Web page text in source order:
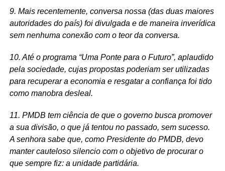
9. Mais recentemente, conversa nossa (das duas maiores
autoridades do país) foi divulgada e de maneira inverídica
sem nenhuma conexão com o teor da conversa.
10. Até o programa “Uma Ponte para o Futuro”, aplaudido
pela sociedade, cujas propostas poderiam ser utilizadas
para recuperar a economia e resgatar a confiança foi tido
como manobra desleal.
11. PMDB tem ciência de que o governo busca promover
a sua divisão, o que já tentou no passado, sem sucesso.
A senhora sabe que, como Presidente do PMDB, devo
manter cauteloso silencio com o objetivo de procurar o
que sempre fiz: a unidade partidária.